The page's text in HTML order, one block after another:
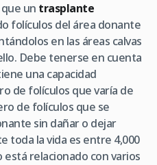
un trasplante
folículos del área donante
en las áreas calvas
Debe tenerse en cuenta
una capacidad
de folículos que varía de
de folículos que se
sin dañar o dejar
toda la vida es entre 4,000
está relacionado con varios